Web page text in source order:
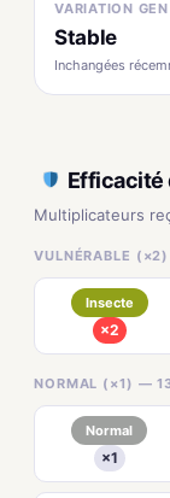
VARIATION GEN
Stable
Inchangées
Efficacité
Multiplicateurs
VULNÉRABLE
Insecte
×2
NORMAL (×1) —
Normal
×1